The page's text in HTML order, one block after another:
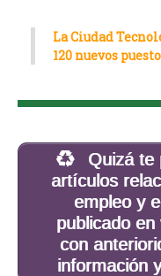
La Ciudad
120 nuevos
Quizá te
artículos
empleo y
publicado
con
información